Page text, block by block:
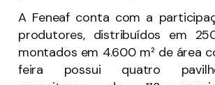
A Feneaf conta com a
produtores, distribuídos em
montados em 4.600 m² de área
feira possui quatro